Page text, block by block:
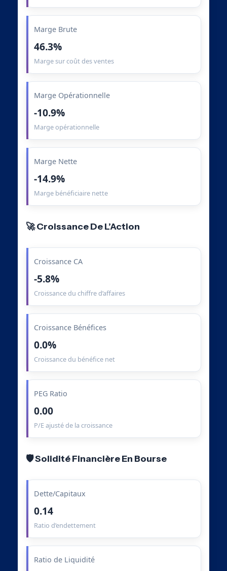
Marge Brute
46.3%
Marge sur coût des ventes
Marge Opérationnelle
-10.9%
Marge opérationnelle
Marge Nette
-14.9%
Marge bénéficiaire nette
🚀 Croissance De L’Action
Croissance CA
-5.8%
Croissance du chiffre d’affaires
Croissance Bénéfices
0.0%
Croissance du bénéfice net
PEG Ratio
0.00
P/E ajusté de la croissance
🛡️ Solidité Financière En Bourse
Dette/Capitaux
0.14
Ratio d’endettement
Ratio de Liquidité